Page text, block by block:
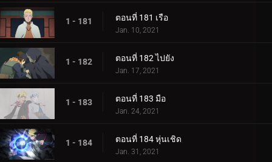
1 - 181 ตอนที่ 181 เรือ
Jan. 10, 2021
1 - 182 ตอนที่ 182 ไปยัง
Jan. 17, 2021
1 - 183 ตอนที่ 183 มือ
Jan. 24, 2021
1 - 184 ตอนที่ 184 หุ่นเชิด
Jan. 31, 2021